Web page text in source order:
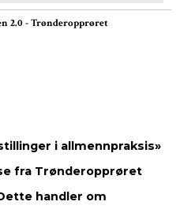
2.0 - Trønderopprøret
på løpende bånd uten at noen
samlede konsekvensene.
på løpende bånd uten at noen
samlede konsekvensene.
i allmennpraksis»
fra Trønderopprøret
handler om